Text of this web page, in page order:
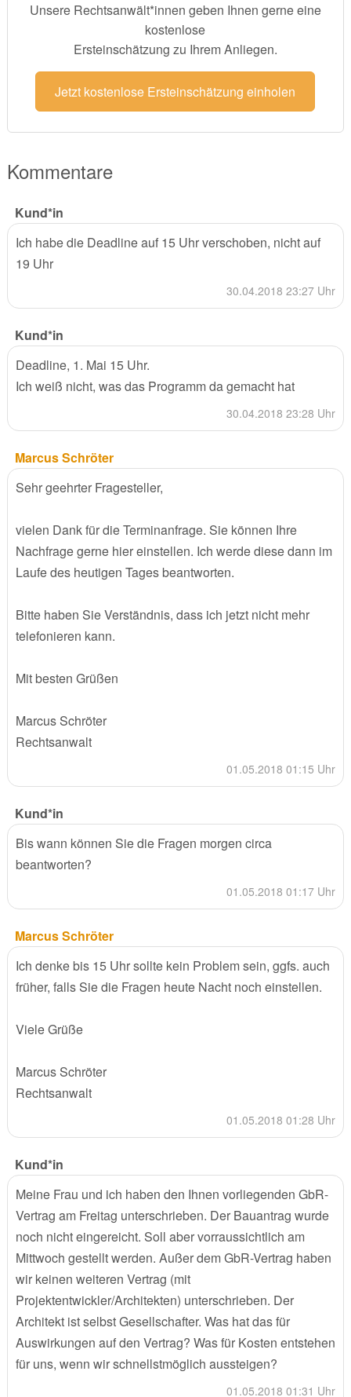
Unsere Rechtsanwält*innen geben Ihnen gerne eine
kostenlose
Ersteinschätzung zu Ihrem Anliegen.
Jetzt kostenlose Ersteinschätzung einholen
Kommentare
Kund*in
Ich habe die Deadline auf 15 Uhr verschoben, nicht auf
19 Uhr
30.04.2018 23:27 Uhr
Kund*in
Deadline, 1. Mai 15 Uhr.
Ich weiß nicht, was das Programm da gemacht hat
30.04.2018 23:28 Uhr
Marcus Schröter
Sehr geehrter Fragesteller,
vielen Dank für die Terminanfrage. Sie können Ihre
Nachfrage gerne hier einstellen. Ich werde diese dann im
Laufe des heutigen Tages beantworten.
Bitte haben Sie Verständnis, dass ich jetzt nicht mehr
telefonieren kann.
Mit besten Grüßen
Marcus Schröter
Rechtsanwalt
01.05.2018 01:15 Uhr
Kund*in
Bis wann können Sie die Fragen morgen circa
beantworten?
01.05.2018 01:17 Uhr
Marcus Schröter
Ich denke bis 15 Uhr sollte kein Problem sein, ggfs. auch
früher, falls Sie die Fragen heute Nacht noch einstellen.
Viele Grüße
Marcus Schröter
Rechtsanwalt
01.05.2018 01:28 Uhr
Kund*in
Meine Frau und ich haben den Ihnen vorliegenden GbR-
Vertrag am Freitag unterschrieben. Der Bauantrag wurde
noch nicht eingereicht. Soll aber vorraussichtlich am
Mittwoch gestellt werden. Außer dem GbR-Vertrag haben
wir keinen weiteren Vertrag (mit
Projektentwickler/Architekten) unterschrieben. Der
Architekt ist selbst Gesellschafter. Was hat das für
Auswirkungen auf den Vertrag? Was für Kosten entstehen
für uns, wenn wir schnellstmöglich aussteigen?
01.05.2018 01:31 Uhr